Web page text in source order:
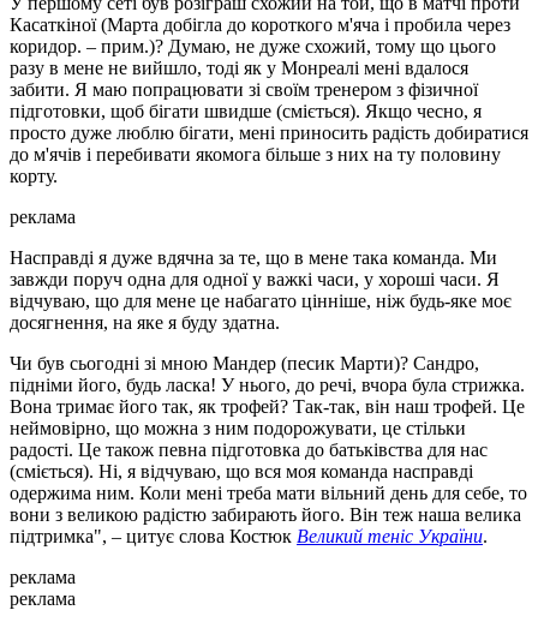
Касаткіної (Марта добігла до короткого м'яча і пробила через
коридор. – прим.)? Думаю, не дуже схожий, тому що цього
разу в мене не вийшло, тоді як у Монреалі мені вдалося
забити. Я маю попрацювати зі своїм тренером з фізичної
підготовки, щоб бігати швидше (сміється). Якщо чесно, я
просто дуже люблю бігати, мені приносить радість добиратися
до м'ячів і перебивати якомога більше з них на ту половину
корту.
реклама
Насправді я дуже вдячна за те, що в мене така команда. Ми
завжди поруч одна для одної у важкі часи, у хороші часи. Я
відчуваю, що для мене це набагато цінніше, ніж будь-яке моє
досягнення, на яке я буду здатна.
Чи був сьогодні зі мною Мандер (песик Марти)? Сандро,
підніми його, будь ласка! У нього, до речі, вчора була стрижка.
Вона тримає його так, як трофей? Так-так, він наш трофей. Це
неймовірно, що можна з ним подорожувати, це стільки
радості. Це також певна підготовка до батьківства для нас
(сміється). Ні, я відчуваю, що вся моя команда насправді
одержима ним. Коли мені треба мати вільний день для себе, то
вони з великою радістю забирають його. Він теж наша велика
підтримка", – цитує слова Костюк Великий теніс України.
реклама
реклама